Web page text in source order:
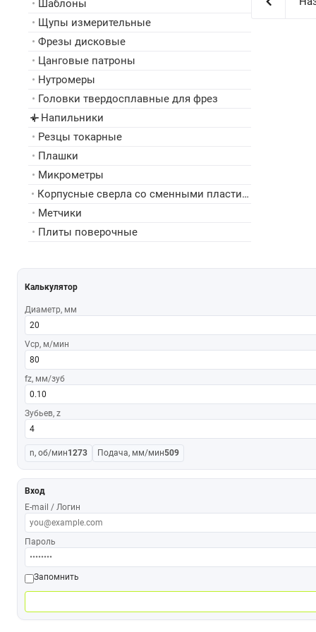
• Шаблоны
• Щупы измерительные
• Фрезы дисковые
• Цанговые патроны
• Нутромеры
• Головки твердосплавные для фрез
▸ Напильники
• Резцы токарные
• Плашки
• Микрометры
•
Корпусные сверла со сменными пластинами
• Метчики
• Плиты поверочные
Калькулятор
Диаметр, мм
Vср, м/мин
fz, мм/зуб
Зубьев, z
n, об/мин1273 Подача, мм/мин509
Вход
E-mail / Логин
Пароль
Запомнить